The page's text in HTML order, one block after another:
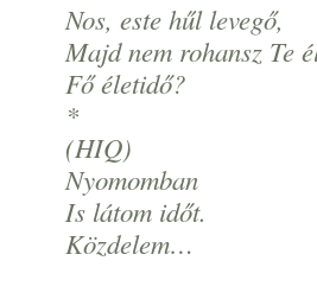
Nos, este hűl levegő,
Majd nem rohansz Te
Fő életidő?
*
(HIQ)
Nyomomban
Is látom időt.
Közdelem…